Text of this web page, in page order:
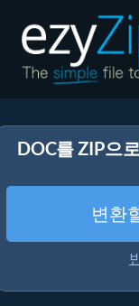
압축 해제
기타 도구
DOC를 ZIP으
변환